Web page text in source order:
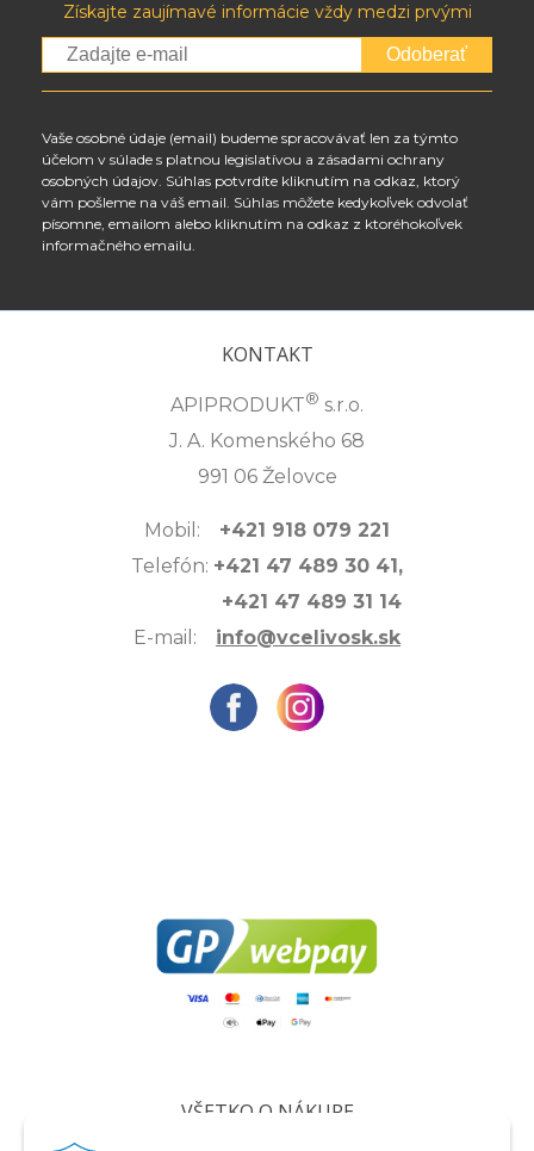
Získajte zaujímavé informácie vždy medzi prvými
Odoberať
Vaše osobné údaje (email) budeme spracovávať len za týmto
účelom v súlade s platnou legislatívou a zásadami ochrany
osobných údajov. Súhlas potvrdíte kliknutím na odkaz, ktorý
vám pošleme na váš email. Súhlas môžete kedykoľvek odvolať
písomne, emailom alebo kliknutím na odkaz z ktoréhokoľvek
informačného emailu.
KONTAKT
APIPRODUKT® s.r.o.
J. A. Komenského 68
991 06 Želovce
Mobil: +421 918 079 221
Telefón: +421 47 489 30 41,
+421 47 489 31 14
E-mail: info@vcelivosk.sk
VŠETKO O NÁKUPE